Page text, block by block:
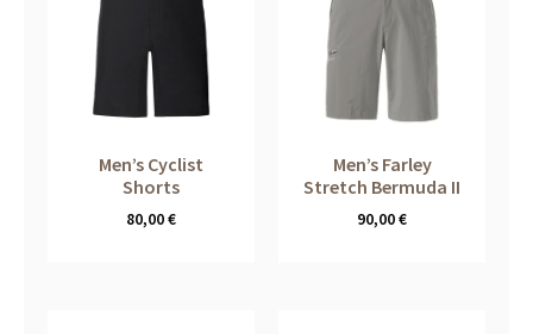
Men’s Cyclist
Shorts
80,00€
Men’s Farley
Stretch Bermuda II
90,00€